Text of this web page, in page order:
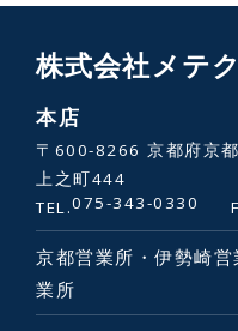
株式会社メテ
本店
〒600-8266 京都府京
上之町444
TEL.075-343-0330
京都営業所・伊勢崎
業所